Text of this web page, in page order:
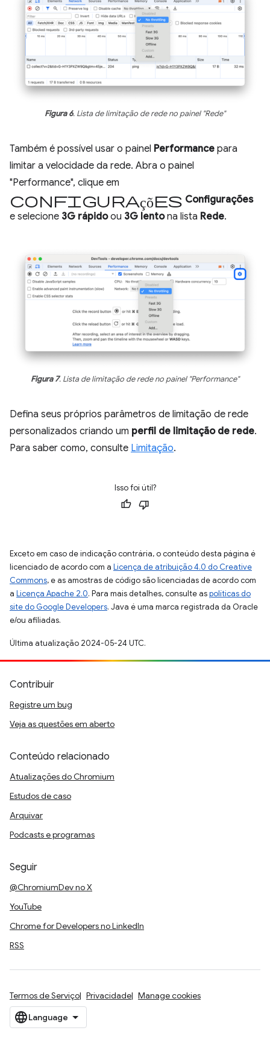
Figura 6. Lista de limitação de rede no painel "Rede"
Também é possível usar o painel Performance para
limitar a velocidade da rede. Abra o painel
"Performance", clique em
Configurações Configurações
e selecione 3G rápidoou 3G lentona lista Rede.
Figura 7. Lista de limitação de rede no painel "Performance"
Defina seus próprios parâmetros de limitação de rede
personalizados criando um perfil de limitação de rede.
Para saber como, consulte Limitação.
Isso foi útil?
Exceto em caso de indicação contrária, o conteúdo desta página é
licenciado de acordo com a Licença de atribuição 4.0 do Creative
Commons, e as amostras de código são licenciadas de acordo com
a Licença Apache 2.0. Para mais detalhes, consulte aspolíticas do
site do Google Developers. Java é uma marca registrada da Oracle
e/ou afiliadas.
Última atualização 2024-05-24 UTC.
Contribuir
Registre um bug
Veja as questões em aberto
Conteúdo relacionado
Atualizações do Chromium
Estudos de caso
Arquivar
Podcasts e programas
Seguir
@ChromiumDev no X
YouTube
Chrome for Developers no LinkedIn
RSS
Termos de Serviço Privacidade Manage cookies